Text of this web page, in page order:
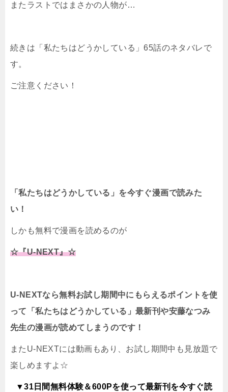
またラストではまさかの人物が…
続きは「私たちはどうかしている」65話のネタバレで
す。
ご注意ください！
「私たちはどうかしている」を今すぐ漫画で読みた
い！
しかも無料で漫画を読めるのが
☆『U-NEXT』☆
U-NEXTなら無料お試し期間中にもらえるポイントを使
って「私たちはどうかしている」最新刊や安藤なつみ
先生の漫画が読めてしまうのです！
またU-NEXTには動画もあり、お試し期間中も見放題で
楽しめますよ☆
▼31日間無料体験＆600Pを使って最新刊を今すぐ読